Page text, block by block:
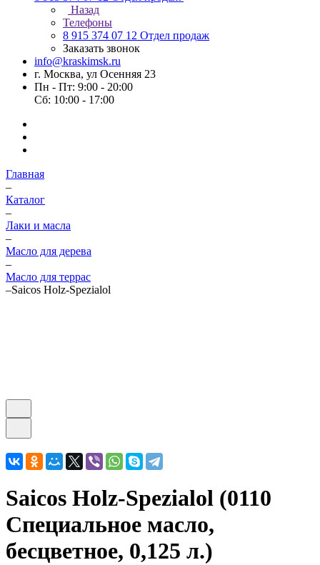
Назад
Телефоны
8 915 374 07 12 Отдел продаж
Заказать звонок
info@kraskimsk.ru
г. Москва, ул Осенняя 23
Пн - Пт: 9:00 - 20:00
Сб: 10:00 - 17:00
Главная
–
Каталог
–
Лаки и масла
–
Масло для дерева
–
Масло для террас
–Saicos Holz-Spezialol
Saicos Holz-Spezialol (0110
Специальное масло,
бесцветное, 0,125 л.)